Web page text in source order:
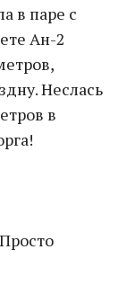
в паре с
Ан-2
Неслась
в